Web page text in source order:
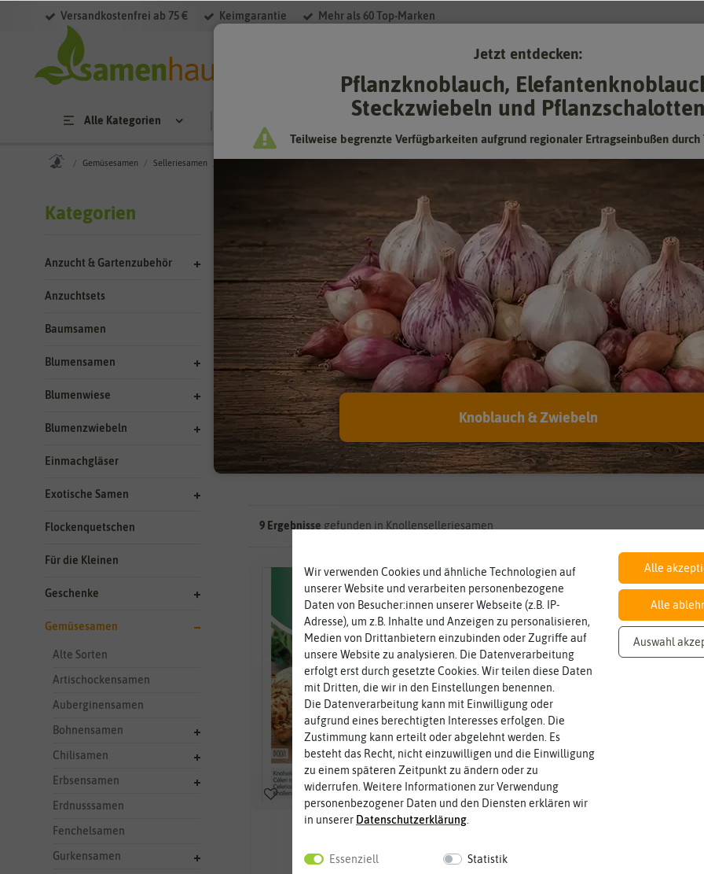
Versandkostenfrei ab 75 € Keimgarantie Mehr als 60 Top-Marken
Alle Kategorien
Gemüsesamen Selleriesamen
Kategorien
Anzucht & Gartenzubehör
Anzuchtsets
Baumsamen
Blumensamen
Blumenwiese
Blumenzwiebeln
Einmachgläser
Exotische Samen
Flockenquetschen
Für die Kleinen
Geschenke
Gemüsesamen
Alte Sorten
Artischockensamen
Auberginensamen
Bohnensamen
Chilisamen
Erbsensamen
Erdnusssamen
Fenchelsamen
Gurkensamen
Gemüsesamen - Selleriesamen -
Knollensellerie – der Dicke für die Küche
Knollensellerie ist aus der deutschen Küche nicht wegzudenken. Das aromatische
es lässt sich auch super beim Pfannengemüse oder als Selleriepüree verwenden. Im
den Boden nährstoffreich halten. Knollensellerie ist aufgrund seines hohen Vitamin C
Hersteller Preis
Aussaat Haus Ernte
Standortbedingungen Winterhart
9 Ergebnisse gefunden in Knollenselleriesamen
Knollensellerie Dolvi
Filter
Wir verwenden Cookies und ähnliche Technologien auf
unserer Website und verarbeiten personenbezogene
Daten von Besucher:innen unserer Webseite (z.B. IP-
Adresse), um z.B. Inhalte und Anzeigen zu personalisieren,
Medien von Drittanbietern einzubinden oder Zugriffe auf
unsere Website zu analysieren. Die Datenverarbeitung
erfolgt erst durch gesetzte Cookies. Wir teilen diese Daten
mit Dritten, die wir in den Einstellungen benennen.
Die Datenverarbeitung kann mit Einwilligung oder
aufgrund eines berechtigten Interesses erfolgen. Die
Zustimmung kann erteilt oder abgelehnt werden. Es
besteht das Recht, nicht einzuwilligen und die Einwilligung
zu einem späteren Zeitpunkt zu ändern oder zu
widerrufen. Weitere Informationen zur Verwendung
personenbezogener Daten und den Diensten erklären wir
in unserer Daten­schutz­erklärung
Essenziell Statistik
Alle
Alle
Auswahl
Jetzt entdecken:
Pflanzknoblauch,
Steckzwiebeln und Pflanzschalotten
Teilweise begrenzte Verfügbarkeiten aufgrund regionaler Ertragseinbußen durch
Knoblauch & Zwiebeln